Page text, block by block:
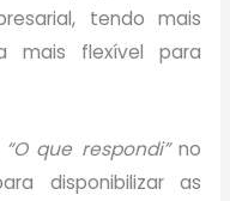
tendo mais
mais flexível para
“O que respondi”no
disponibilizar as